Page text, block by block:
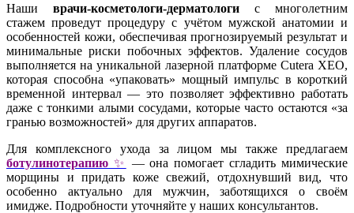
Наши врачи-косметологи-дерматологи с многолетним
стажем проведут процедуру с учётом мужской анатомии и
особенностей кожи, обеспечивая прогнозируемый результат и
минимальные риски побочных эффектов. Удаление сосудов
выполняется на уникальной лазерной платформе Cutera XEO,
которая способна «упаковать» мощный импульс в короткий
временной интервал — это позволяет эффективно работать
даже с тонкими алыми сосудами, которые часто остаются «за
гранью возможностей» для других аппаратов.
Для комплексного ухода за лицом мы также предлагаем
ботулинотерапию ✨
— она помогает сгладить мимические
морщины и придать коже свежий, отдохнувший вид, что
особенно актуально для мужчин, заботящихся о своём
имидже. Подробности уточняйте у наших консультантов.